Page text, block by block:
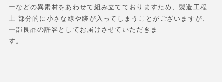
ーなどの異素材をあわせて組み立てておりますため、製造工程
上 部分的に小さな線や跡が入ってしまうことがございますが、
一部良品の許容としてお届けさせていただきま
す。